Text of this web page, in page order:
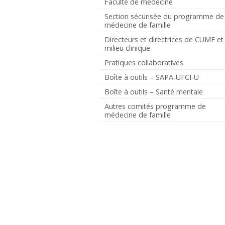
Section sécurisée du programme de
médecine de famille
Directeurs et directrices de CUMF
milieu clinique
Pratiques collaboratives
Boîte à outils – SAPA-UFCI-U
Boîte à outils – Santé mentale
Autres comités programme de
médecine de famille